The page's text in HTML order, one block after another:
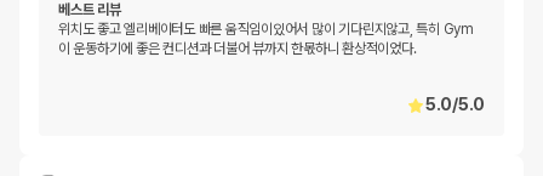
베스트 리뷰
위치도 좋고 엘리베이터도 빠른 움직임이있어서 많이 기다린지않고, 특히 Gym
이 운동하기에 좋은 컨디션과 더불어 뷰까지 한몫하니 환상적이었다.
5.0/5.0